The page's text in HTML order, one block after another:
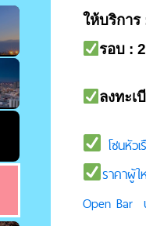
ให้บริกา
รอบ :
ลงทะ
โซนหัว
ราคาผู้
Open Bar